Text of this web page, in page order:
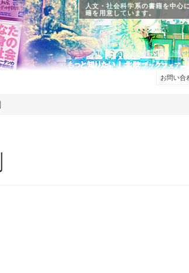
人文・社会科学系の書籍を中心
籍を用意しています。
お問い合